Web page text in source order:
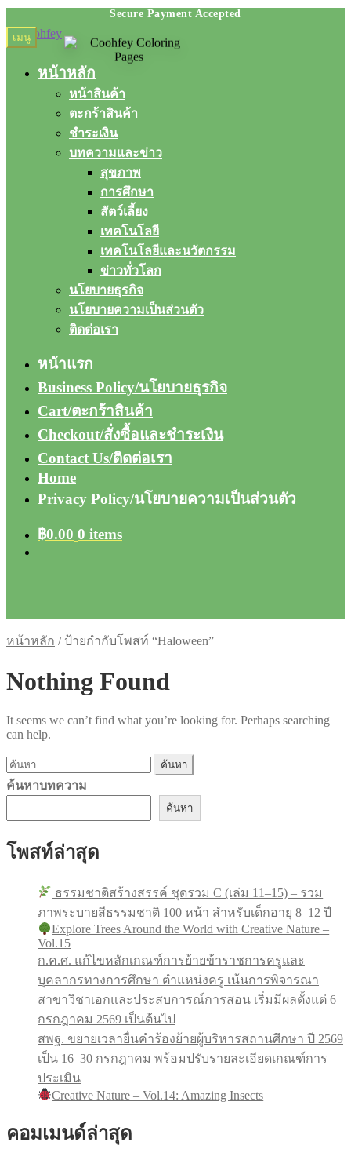
Skip
to
Skip
to
เมนู
หน้าหลัก
หน้าสินค้า
ตะกร้าสินค้า
ชำระเงิน
บทความและข่าว
สุขภาพ
การศึกษา
สัตว์เลี้ยง
เทคโนโลยี
เทคโนโลยีและนวัตกรรม
ข่าวทั่วโลก
นโยบายธุรกิจ
นโยบายความเป็นส่วนตัว
ติดต่อเรา
หน้าแรก
Business Policy/นโยบายธุรกิจ
Cart/ตะกร้าสินค้า
Checkout/สั่งซื้อและชำระเงิน
Contact Us/ติดต่อเรา
Home
Privacy Policy/นโยบายความเป็นส่วนตัว
฿0.00 0 items
หน้าหลัก / ป้ายกำกับโพสท์ “Haloween”
Nothing Found
It seems we can’t find what you’re looking for. Perhaps searching
can help.
ค้นหา
สำหรับ:
ค้นหาบทความ
ค้นหา
โพสท์ล่าสุด
ธรรมชาติสร้างสรรค์ ชุดรวม C (เล่ม 11–15) – รวม
ภาพระบายสีธรรมชาติ 100 หน้า สำหรับเด็กอายุ 8–12 ปี
Explore Trees Around the World with Creative Nature –
Vol.15
ก.ค.ศ. แก้ไขหลักเกณฑ์การย้ายข้าราชการครูและ
บุคลากรทางการศึกษา ตำแหน่งครู เน้นการพิจารณา
สาขาวิชาเอกและประสบการณ์การสอน เริ่มมีผลตั้งแต่ 6
กรกฎาคม 2569 เป็นต้นไป
สพฐ. ขยายเวลายื่นคำร้องย้ายผู้บริหารสถานศึกษา ปี 2569
เป็น 16–30 กรกฎาคม พร้อมปรับรายละเอียดเกณฑ์การ
ประเมิน
Creative Nature – Vol.14: Amazing Insects
คอมเมนด์ล่าสุด